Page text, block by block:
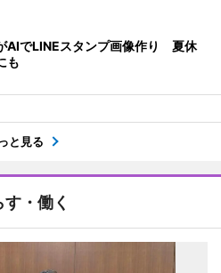
AIでLINEスタンプ画像作り 夏休
も
と見る
す・働く